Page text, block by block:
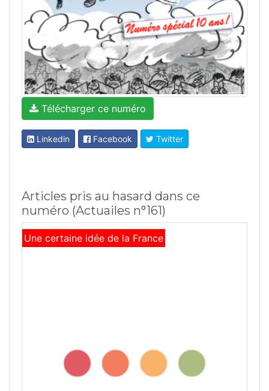
Télécharger ce numéro
Linkedin Facebook Twitter
Articles pris au hasard dans ce
numéro (Actuailes n°161)
Une certaine idée de la France